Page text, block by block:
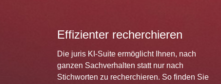
Effizienter recherchieren
Die juris KI-Suite ermöglicht Ihnen, nach
ganzen Sachverhalten statt nur nach
Stichworten zu recherchieren. So finden Sie